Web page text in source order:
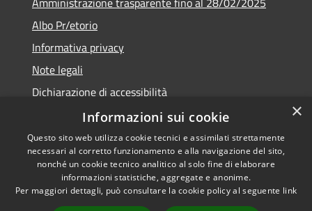
Albo Pr/etorio
Informativa privacy
Note legali
Dichiarazione di accessibilità
Obiettivi di accessibilità
RSS
Accessibilità
Copyright © 2026 • Comune di
×
Informazioni sui cookie
Questo sito web utilizza cookie tecnici e assimilati strettamente
necessari al corretto funzionamento e alla navigazione del sito,
nonché un cookie tecnico analitico al solo fine di elaborare
informazioni statistiche, aggregate e anonime.
Per maggiori dettagli, può consultare la cookie policy al seguente link